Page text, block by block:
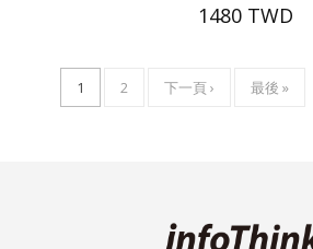
1480 TWD
Pagination
目
前
1
頁
2
下
下一頁 ›
LAST
最後 »